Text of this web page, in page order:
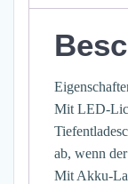
Mit LED-
ab, wenn
Mit Akku-